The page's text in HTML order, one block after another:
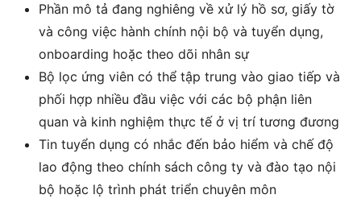
Phần mô tả đang nghiêng về xử lý hồ sơ, giấy tờ
và công việc hành chính nội bộ và tuyển dụng,
onboarding hoặc theo dõi nhân sự
Bộ lọc ứng viên có thể tập trung vào giao tiếp và
phối hợp nhiều đầu việc với các bộ phận liên
quan và kinh nghiệm thực tế ở vị trí tương đương
Tin tuyển dụng có nhắc đến bảo hiểm và chế độ
lao động theo chính sách công ty và đào tạo nội
bộ hoặc lộ trình phát triển chuyên môn